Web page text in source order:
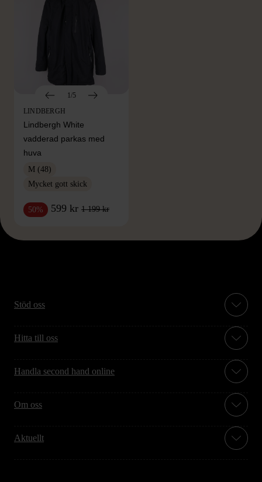
1/5
LINDBERGH
Lindbergh White
vadderad parkas med
huva
M (48)
Mycket gott skick
50% 599 kr 1 199 kr
Stöd oss
Hitta till oss
Handla second hand online
Om oss
Aktuellt